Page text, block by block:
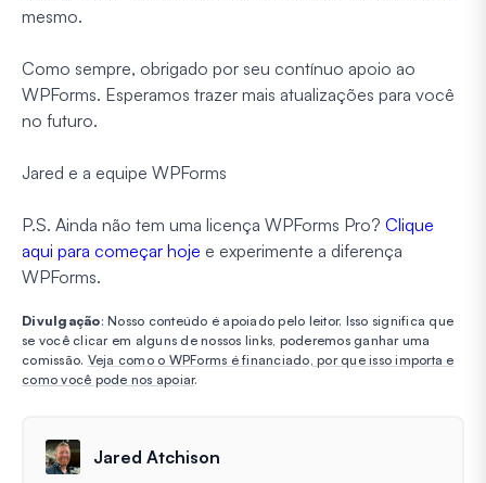
mesmo.
Como sempre, obrigado por seu contínuo apoio ao
WPForms. Esperamos trazer mais atualizações para você
no futuro.
Jared e a equipe WPForms
P.S. Ainda não tem uma licença WPForms Pro? Clique
aqui para começar hoje e experimente a diferença
WPForms.
Divulgação: Nosso conteúdo é apoiado pelo leitor. Isso significa que
se você clicar em alguns de nossos links, poderemos ganhar uma
comissão. Veja como o WPForms é financiado, por que isso importa e
como você pode nos apoiar.
Jared Atchison